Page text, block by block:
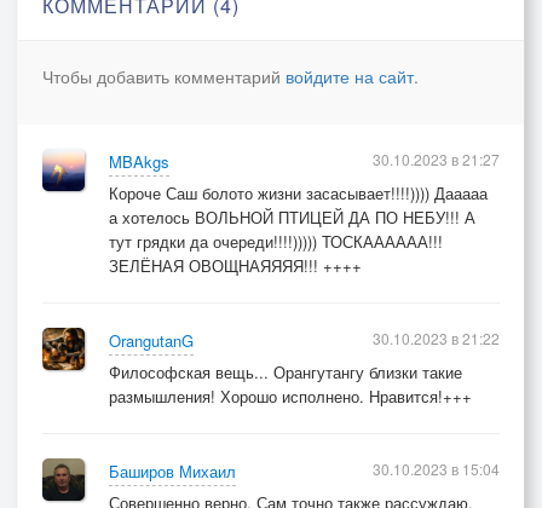
Чем огорчает очень нас
И в мире как-то так не гладко
В нем не осталось и следа
Запахло в воздухе войной
И только паузу взял кто-то
Как паузу берет природа
Но мы с тобой-то понимаем
Что наша жизнь так быстро тает
Так было, есть, и так всё будет
Чтобы добавить комментарий войдите на сайт.
MBAkgs
Короче Саш болото жизни засасывает!!!!)))) Дааааа
а хотелось ВОЛЬНОЙ ПТИЦЕЙ ДА ПО НЕБУ!!! А
тут грядки да очереди!!!!))))) ТОСКАААААА!!!
ЗЕЛЁНАЯ ОВОЩНАЯЯЯЯ!!! ++++
30.10.2023 в 21:27
OrangutanG
Философская вещь... Орангутангу близки такие
размышления! Хорошо исполнено. Нравится!+++
30.10.2023 в 21:22
Баширов Михаил
Совершенно верно. Сам точно также рассуждаю.
30.10.2023 в 15:04